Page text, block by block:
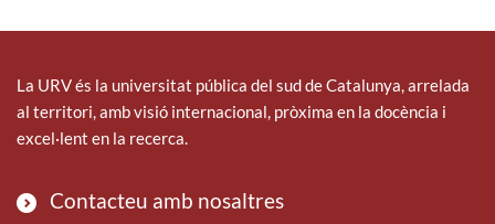
La URV és la universitat pública del sud de Catalunya, arrelada
al territori, amb visió internacional, pròxima en la docència i
excel·lent en la recerca.
Contacteu amb nosaltres